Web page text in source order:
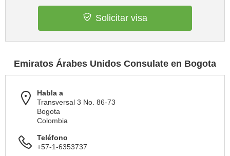
Solicitar visa
Emiratos Árabes Unidos Consulate en Bogota
Habla a
Transversal 3 No. 86-73
Bogota
Colombia
Teléfono
+57-1-6353737